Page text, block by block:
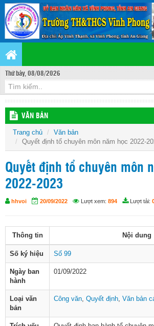
Thứ bảy, 08/08/2026
VĂN BẢN
Trang chủ
Văn bản
Quyết định tổ chuyên môn năm học 2022-
Quyết định tổ chuyên môn
2022-2023
hhvoi 20/09/2022 Lượt xem: 894 Lượt tải:
Thông tin Nội dung
Số ký hiệu Số 99
Ngày ban
hành
01/09/2022
Loại văn
bản
Công văn Quyết định Văn bản